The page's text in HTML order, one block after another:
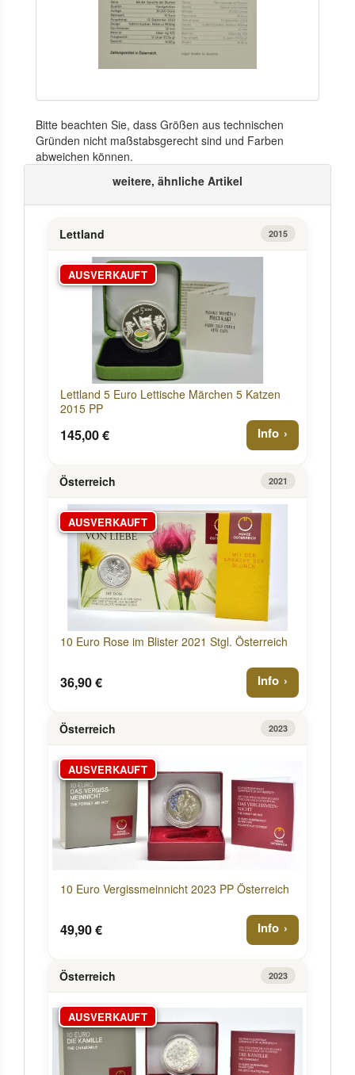
Bitte beachten Sie, dass Größen aus technischen
Gründen nicht maßstabsgerecht sind und Farben
abweichen können.
weitere, ähnliche Artikel
Lettland 2015
AUSVERKAUFT
Lettland 5 Euro Lettische Märchen 5 Katzen
2015 PP
145,00 € Info
Österreich 2021
AUSVERKAUFT
10 Euro Rose im Blister 2021 Stgl. Österreich
36,90 € Info
Österreich 2023
AUSVERKAUFT
10 Euro Vergissmeinnicht 2023 PP Österreich
49,90 € Info
Österreich 2023
AUSVERKAUFT